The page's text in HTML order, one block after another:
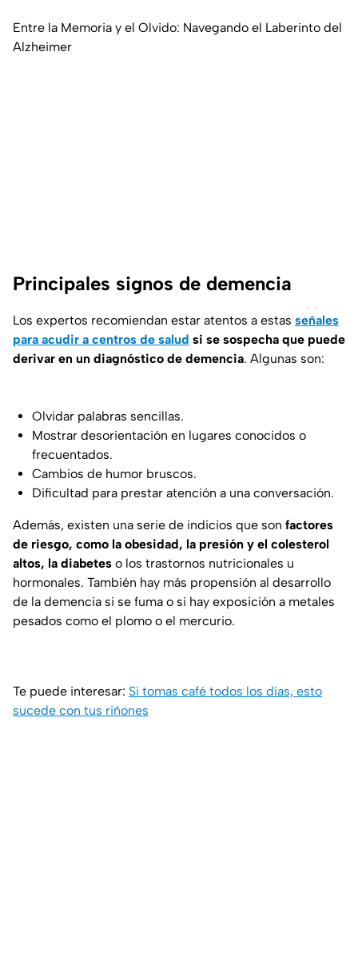
Entre la Memoria y el Olvido: Navegando el Laberinto del
Alzheimer
Principales signos de demencia
Los expertos recomiendan estar atentos a estas señales
para acudir a centros de salud si se sospecha que puede
derivar en un diagnóstico de demencia. Algunas son:
Olvidar palabras sencillas.
Mostrar desorientación en lugares conocidos o
frecuentados.
Cambios de humor bruscos.
Dificultad para prestar atención a una conversación.
Además, existen una serie de indicios que son factores
de riesgo, como la obesidad, la presión y el colesterol
altos, la diabetes o los trastornos nutricionales u
hormonales. También hay más propensión al desarrollo
de la demencia si se fuma o si hay exposición a metales
pesados como el plomo o el mercurio.
Te puede interesar: Si tomas café todos los días, esto
sucede con tus riñones